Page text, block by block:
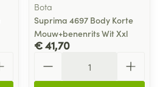
Bota
Suprima 4697 Body Korte
Mouw+benenrits Wit Xxl
€ 41,70